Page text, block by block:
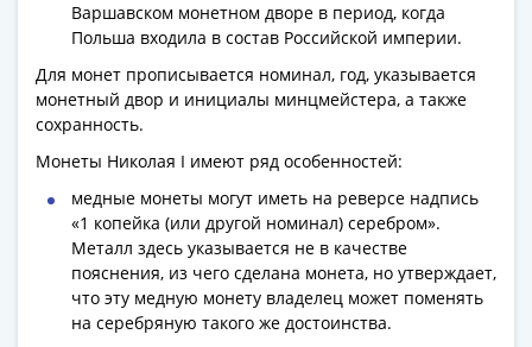
Варшавском монетном дворе в период, когда
Польша входила в состав Российской империи.
Для монет прописывается номинал, год, указывается
монетный двор и инициалы минцмейстера, а также
сохранность.
Монеты Николая I имеют ряд особенностей:
медные монеты могут иметь на реверсе надпись
«1 копейка (или другой номинал) серебром».
Металл здесь указывается не в качестве
пояснения, из чего сделана монета, но утверждает,
что эту медную монету владелец может поменять
на серебряную такого же достоинства.